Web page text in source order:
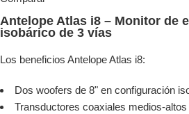
Antelope Atlas i8 – Monitor de
isobárico de 3 vías
Los beneficios Antelope Atlas i8:
Dos woofers de 8" en configuración
Transductores coaxiales medios-